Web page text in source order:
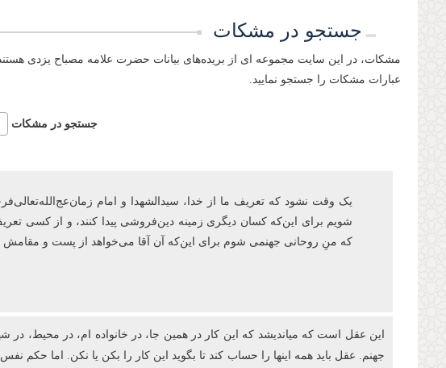
جستجو در مشکات
مشکات، در این سایت مجموعه ای از بریده‌های بیانات حضرت علامه مصباح یزدی
عبارات مشکات را جستجو نمایید.
جستجو در مشکات
یک وقت نشود که تعریف ما از خدا، سیدالشهدا و امام
شویم برای این‌که کسان دیگری زمینه دین‌فروشی پیدا کنند، و از کسی
که منِ روحانی جهنمی شوم برای اینکه آن آقا می‌خواهد از پست و مقامش
این عقل است که میاندیشد که این کار در همین جا، در خانواده ام، در محیط،
جهنم. عقل باید همه اینها را حساب کند تا بگوید این کار را بکن یا نکن. اما حکم